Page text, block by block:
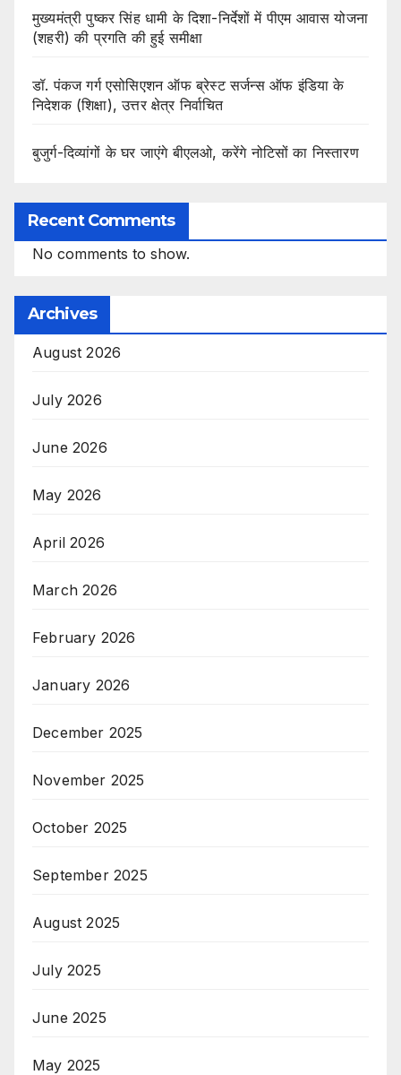
मुख्यमंत्री पुष्कर सिंह धामी के दिशा-निर्देशों में पीएम आवास योजना
(शहरी) की प्रगति की हुई समीक्षा
डॉ. पंकज गर्ग एसोसिएशन ऑफ ब्रेस्ट सर्जन्स ऑफ इंडिया के
निदेशक (शिक्षा), उत्तर क्षेत्र निर्वाचित
बुजुर्ग-दिव्यांगों के घर जाएंगे बीएलओ, करेंगे नोटिसों का निस्तारण
Recent Comments
No comments to show.
Archives
August 2026
July 2026
June 2026
May 2026
April 2026
March 2026
February 2026
January 2026
December 2025
November 2025
October 2025
September 2025
August 2025
July 2025
June 2025
May 2025